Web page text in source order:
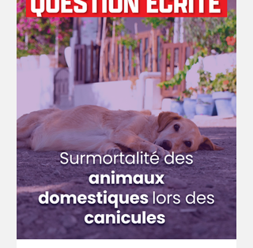
l'ensemble des écosystèmes. Les
épisodes de forte chaleur con